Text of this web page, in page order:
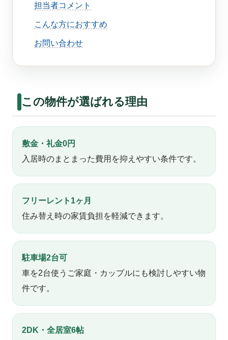
担当者コメント
こんな方におすすめ
お問い合わせ
この物件が選ばれる理由
敷金・礼金0円
入居時のまとまった費用を抑えやすい条件です。
フリーレント1ヶ月
住み替え時の家賃負担を軽減できます。
駐車場2台可
車を2台使うご家庭・カップルにも検討しやすい物
件です。
2DK・全居室6帖